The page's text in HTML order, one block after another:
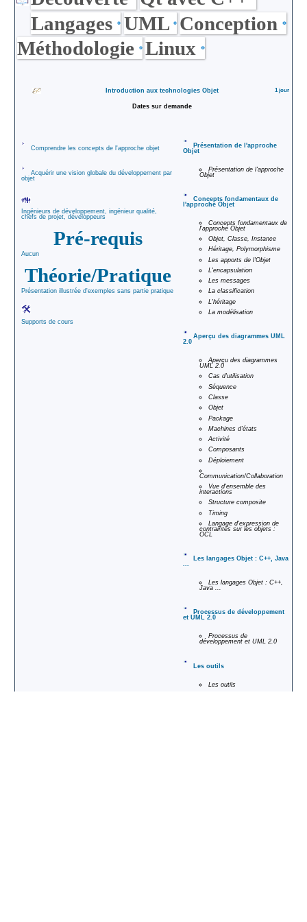
Actualités
Contact
Plan du Site
Documentation
Tarif des
formations
Demande de
DataDock
gratuit
Divers
Langages UML Conception
Méthodologie Linux
Introduction aux technologies Objet 1 jour
Dates sur demande
Comprendre les concepts de l'approche objet
Acquérir une vision globale du développement par
objet
Ingénieurs de développement, ingénieur qualité,
chefs de projet, développeurs
Pré-requis
Aucun
Théorie/Pratique
Présentation illustrée d'exemples sans partie pratique
Supports de cours
Présentation de l'approche
Objet
Présentation de l'approche
Objet
Concepts fondamentaux de
l'approche Objet
Concepts fondamentaux de
l'approche Objet
Objet, Classe, Instance
Héritage, Polymorphisme
Les apports de l'Objet
L'encapsulation
Les messages
La classification
L'héritage
La modélisation
Aperçu des diagrammes UML
2.0
Aperçu des diagrammes
UML 2.0
Cas d'utilisation
Séquence
Classe
Objet
Package
Machines d'états
Activité
Composants
Déploiement
Communication/Collaboration
Vue d'ensemble des
interactions
Structure composite
Timing
Langage d'expression de
contraintes sur les objets :
OCL
Les langages Objet : C++, Java
...
Les langages Objet : C++,
Java ...
Processus de développement
et UML 2.0
Processus de
développement et UML 2.0
Les outils
Les outils